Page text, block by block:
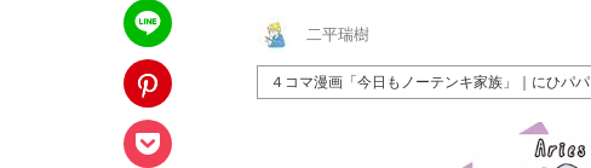
二平瑞樹
４コマ漫画「今日もノーテンキ家族」｜にひパパ